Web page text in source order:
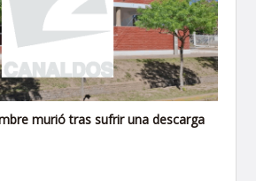
murió tras sufrir una descarga